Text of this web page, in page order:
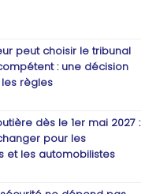
peut choisir le tribunal
: une décision
règles
dès le 1er mai 2027 :
pour les
et les automobilistes